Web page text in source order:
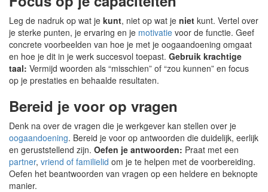
Leg de nadruk op wat je kunt, niet op wat je niet kunt. Vertel over
je sterke punten, je ervaring en je motivatie voor de functie. Geef
concrete voorbeelden van hoe je met je oogaandoening omgaat
en hoe je dit in je werk succesvol toepast. Gebruik krachtige
taal: Vermijd woorden als “misschien” of “zou kunnen” en focus
op je prestaties en behaalde resultaten.
Bereid je voor op vragen
Denk na over de vragen die je werkgever kan stellen over je
oogaandoening. Bereid je voor op antwoorden die duidelijk, eerlijk
en geruststellend zijn. Oefen je antwoorden: Praat met een
partner, vriend of familielid om je te helpen met de voorbereiding.
Oefen het beantwoorden van vragen op een heldere en beknopte
manier.